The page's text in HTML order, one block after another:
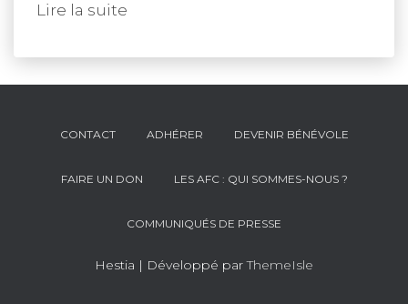
Lire la suite
CONTACT ADHÉRER DEVENIR BÉNÉVOLE
FAIRE UN DON LES AFC : QUI SOMMES-NOUS ?
COMMUNIQUÉS DE PRESSE
Hestia | Développé parThemeIsle